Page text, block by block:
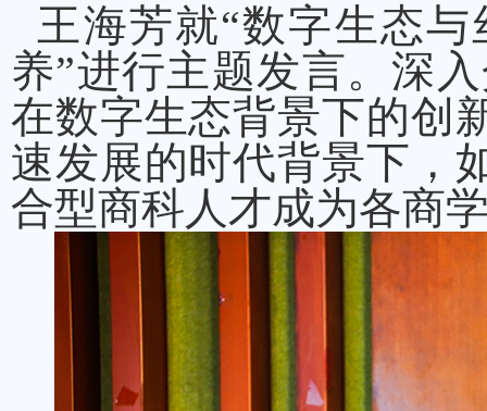
王海芳就“数字生态
养”进行主题发言。深
在数字生态背景下的创
速发展的时代背景下，
合型商科人才成为各商